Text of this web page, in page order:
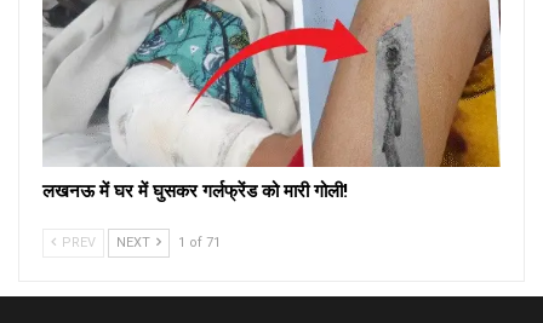
लखनऊ में घर में घुसकर गर्लफ्रेंड को मारी गोली!
PREV NEXT 1 of 71